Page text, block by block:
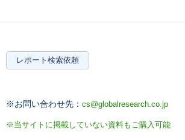
レポート検索依頼
※お問い合わせ先： cs@globalresearch.co.jp
※当サイトに掲載していない資料もご購入可能